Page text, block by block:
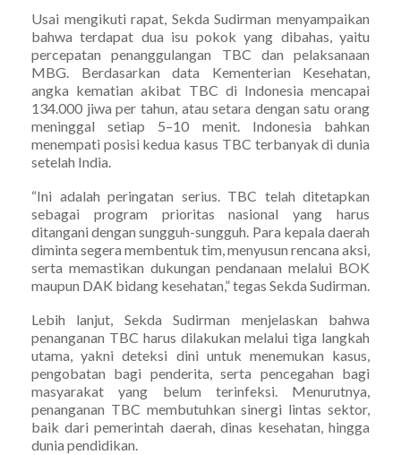
Usai mengikuti rapat, Sekda Sudirman menyampaikan
bahwa terdapat dua isu pokok yang dibahas, yaitu
percepatan penanggulangan TBC dan pelaksanaan
MBG. Berdasarkan data Kementerian Kesehatan,
angka kematian akibat TBC di Indonesia mencapai
134.000 jiwa per tahun, atau setara dengan satu orang
meninggal setiap 5–10 menit. Indonesia bahkan
menempati posisi kedua kasus TBC terbanyak di dunia
setelah India.
“Ini adalah peringatan serius. TBC telah ditetapkan
sebagai program prioritas nasional yang harus
ditangani dengan sungguh-sungguh. Para kepala daerah
diminta segera membentuk tim, menyusun rencana aksi,
serta memastikan dukungan pendanaan melalui BOK
maupun DAK bidang kesehatan,” tegas Sekda Sudirman.
Lebih lanjut, Sekda Sudirman menjelaskan bahwa
penanganan TBC harus dilakukan melalui tiga langkah
utama, yakni deteksi dini untuk menemukan kasus,
pengobatan bagi penderita, serta pencegahan bagi
masyarakat yang belum terinfeksi. Menurutnya,
penanganan TBC membutuhkan sinergi lintas sektor,
baik dari pemerintah daerah, dinas kesehatan, hingga
dunia pendidikan.